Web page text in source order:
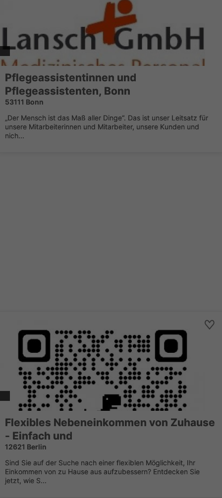
Pflegeassistentinnen und
Pflegeassistenten, Bonn
53111 Bonn
„Der Mensch ist das Maß aller Dinge“. Das ist unser Leitsatz für
unsere Mitarbeiterinnen und Mitarbeiter, unsere Kunden und
nich...
Flexibles Nebeneinkommen von Zuhause
- Einfach und
12621 Berlin
Sind Sie auf der Suche nach einer flexiblen Möglichkeit, Ihr
Einkommen von zu Hause aus aufzubessern? Entdecken Sie
jetzt, wie S...